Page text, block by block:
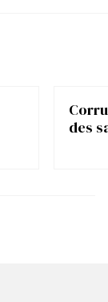
des